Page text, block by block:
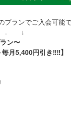
プランでご入会可能
↓
ン〜
月5,400円引き‼️‼️】